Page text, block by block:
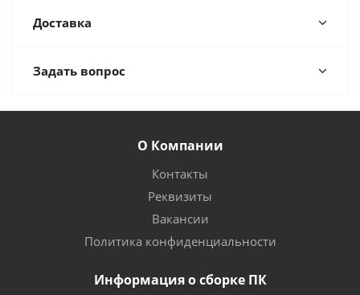
Доставка
Задать вопрос
О Компании
Контакты
Реквизиты
Вакансии
Политика конфиденциальности
Информация о сборке ПК